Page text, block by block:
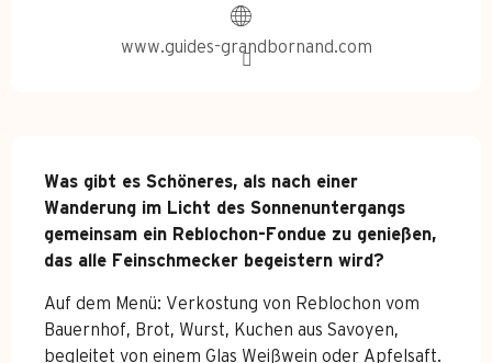
www.guides-grandbornand.com
Beschreibung
Was gibt es Schöneres, als nach einer
Wanderung im Licht des Sonnenuntergangs
gemeinsam ein Reblochon-Fondue zu genießen,
das alle Feinschmecker begeistern wird?
Auf dem Menü: Verkostung von Reblochon vom
Bauernhof, Brot, Wurst, Kuchen aus Savoyen,
begleitet von einem Glas Weißwein oder Apfelsaft.